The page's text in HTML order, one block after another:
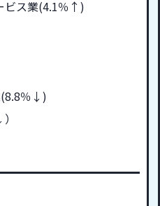
ビス業(4.1％↑)
(8.8％↓)